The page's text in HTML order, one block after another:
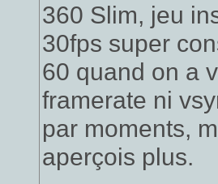
360 Slim, jeu
30fps super
60 quand on a
framerate ni
par moments,
aperçois plus.